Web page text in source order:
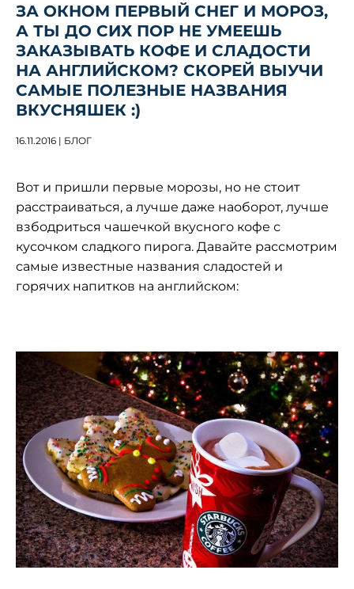
ЗА ОКНОМ ПЕРВЫЙ СНЕГ И МОРОЗ,
А ТЫ ДО СИХ ПОР НЕ УМЕЕШЬ
ЗАКАЗЫВАТЬ КОФЕ И СЛАДОСТИ
НА АНГЛИЙСКОМ? СКОРЕЙ ВЫУЧИ
САМЫЕ ПОЛЕЗНЫЕ НАЗВАНИЯ
ВКУСНЯШЕК :)
16.11.2016 | БЛОГ
Вот и пришли первые морозы, но не стоит
расстраиваться, а лучше даже наоборот, лучше
взбодриться чашечкой вкусного кофе с
кусочком сладкого пирога. Давайте рассмотрим
самые известные названия сладостей и
горячих напитков на английском: